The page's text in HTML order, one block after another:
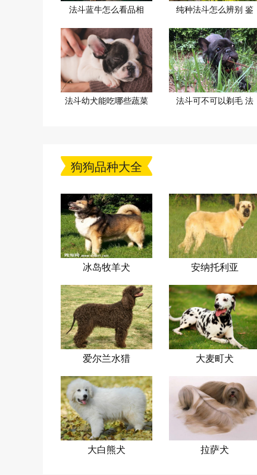
法斗蓝牛怎么看品相 纯种法斗怎么辨别 鉴
法斗幼犬能吃哪些蔬菜 法斗可不可以剃毛 法
狗狗品种大全
冰岛牧羊犬
安纳托利亚
爱尔兰水猎
大麦町犬
大白熊犬 拉萨犬